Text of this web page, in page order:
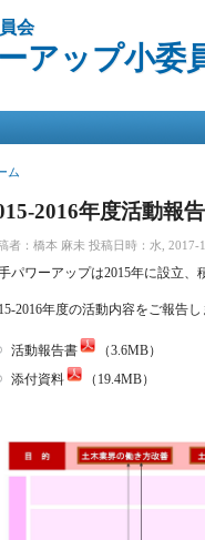
ン
コ
移
動
会
アップ小委
地
ム
2016年度活動報告
者： 橋本 麻未 投稿日時：水, 2017-
パワーアップは2015年に設立
2016年度の活動内容をご報告
活動報告書
（3.6MB）
添付資料
（19.4MB）